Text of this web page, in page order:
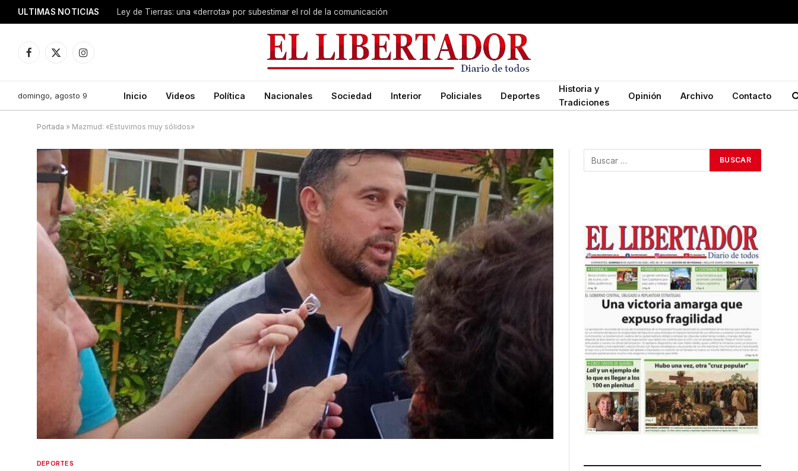
ULTIMAS NOTICIAS Ley de Tierras: una «derrota» por subestimar el rol de la comunicación
Facebook
X
Instagram
domingo, agosto 9 Inicio Videos Política Nacionales Sociedad Interior Policiales Deportes
Historia y
Tradiciones
Opinión Archivo Contacto
Portada » Mazmud: «Estuvimos muy sólidos»
DEPORTES